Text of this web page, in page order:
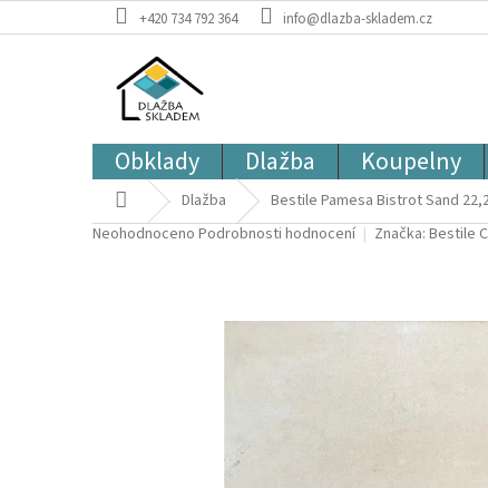
na
+420 734 792 364 info@dlazba-skladem.cz
Obklady Dlažba Koupelny
Domů Dlažba
Bestile Pamesa Bistrot Sand
Průměrné
Neohodnoceno Podrobnosti hodnocení Značka: Bestile